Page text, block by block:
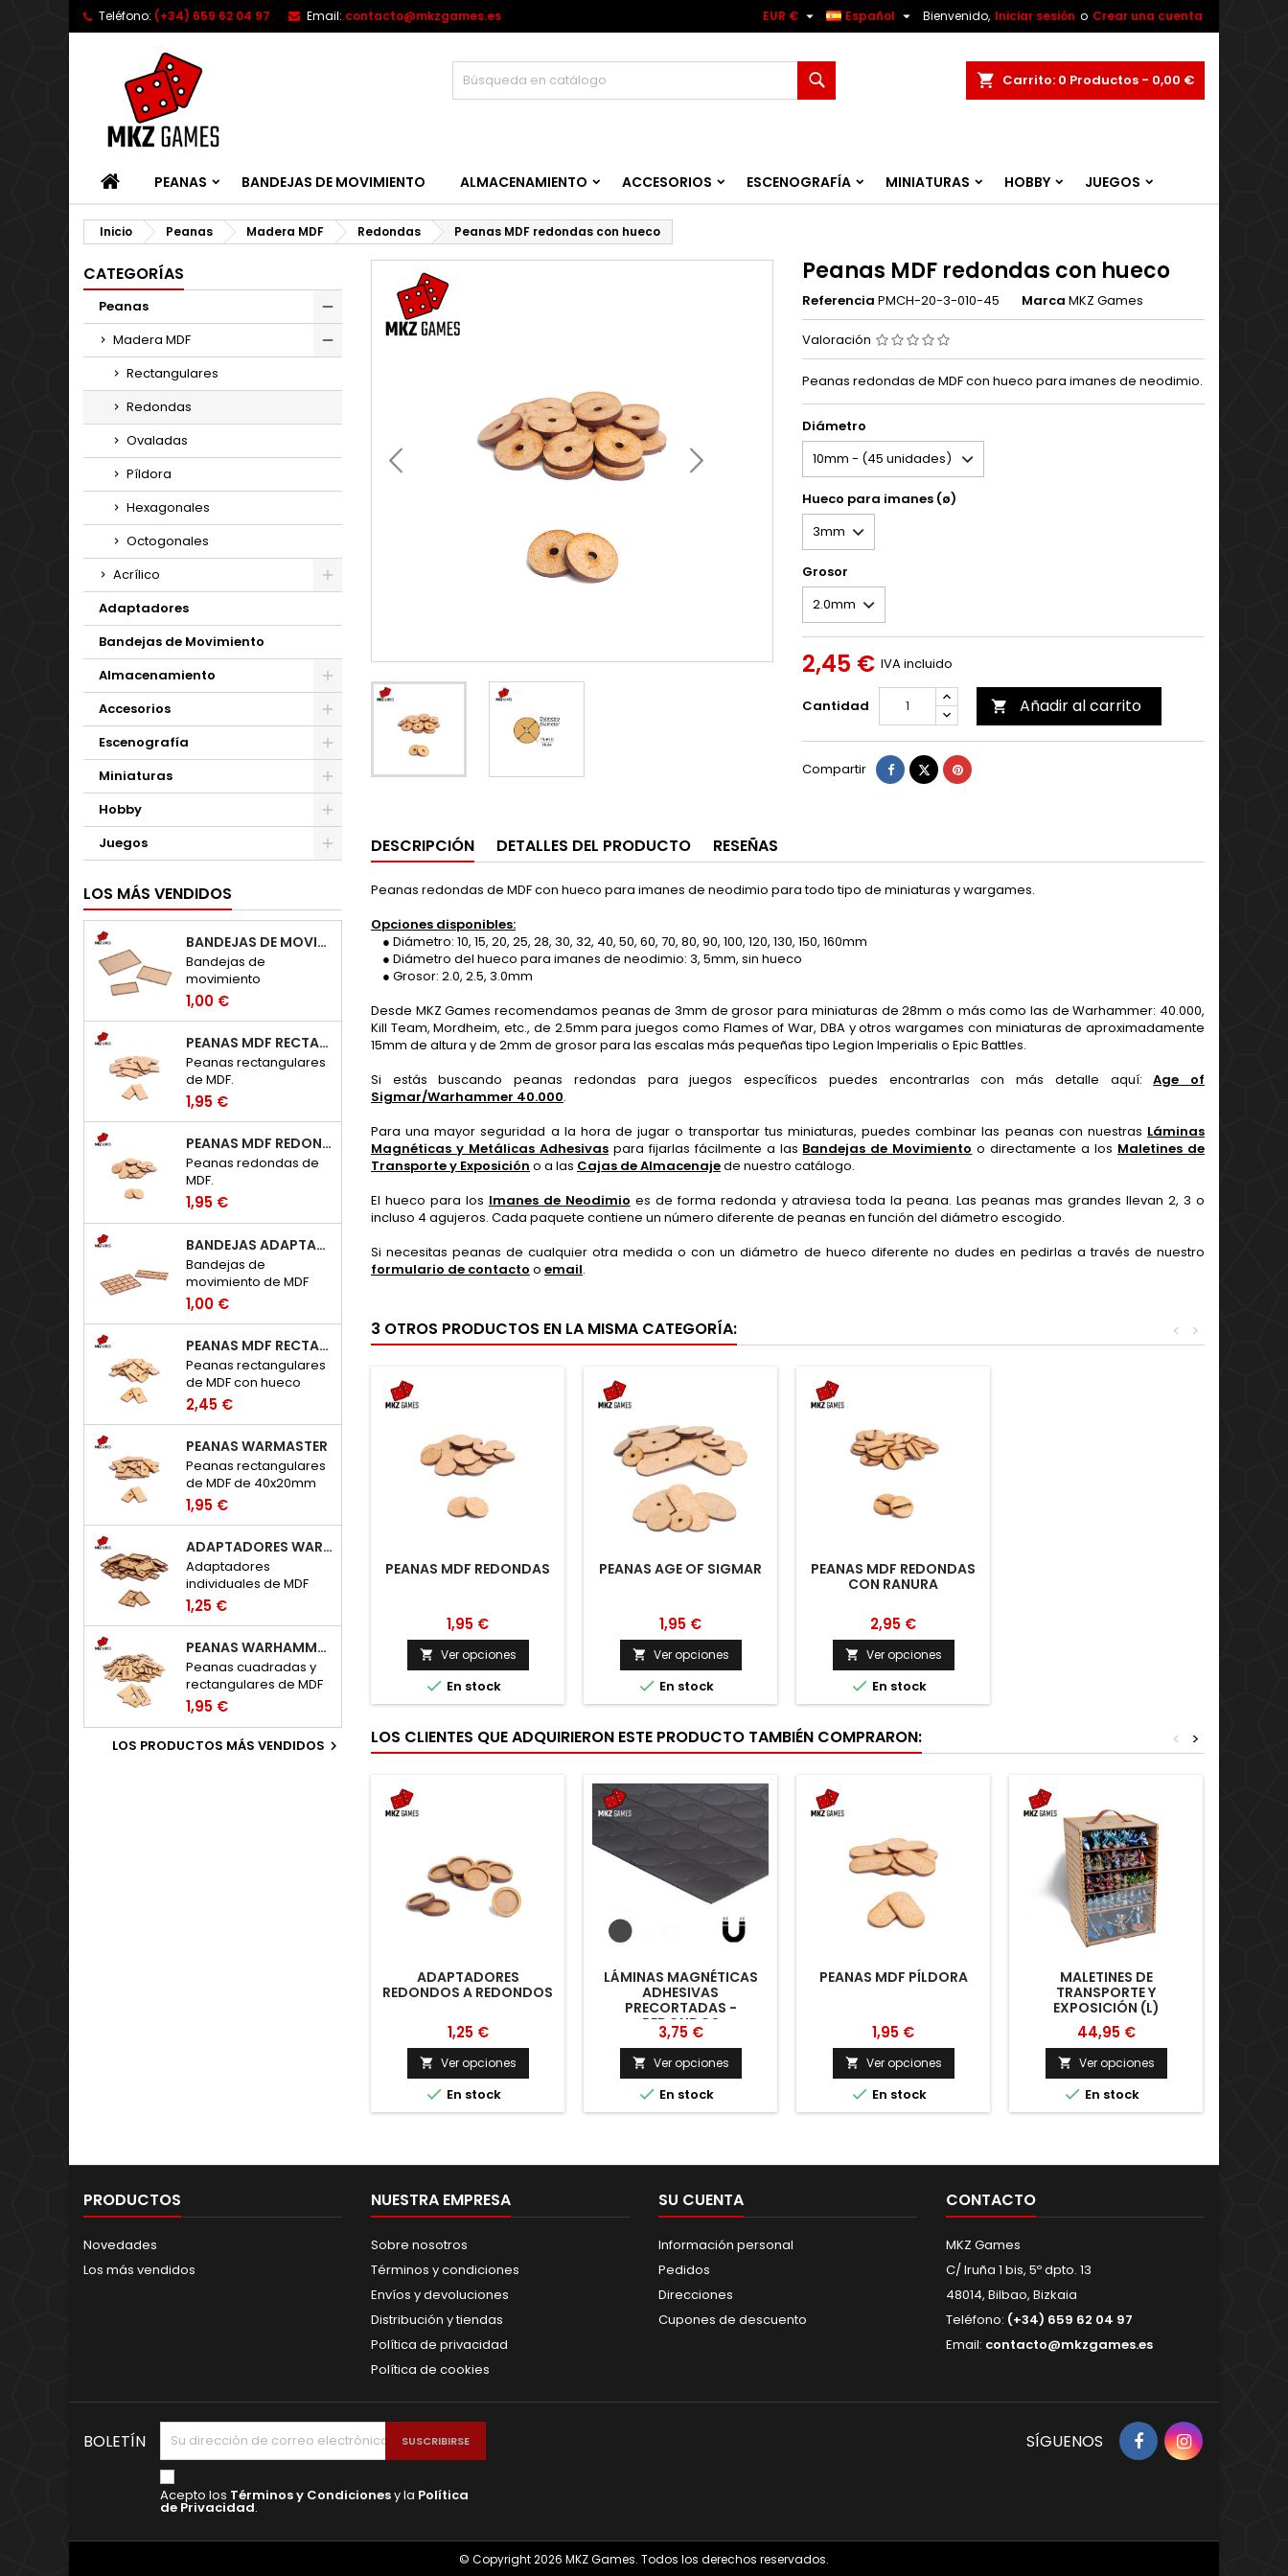
Teléfono: (+34) 659 62 04 97 Email: contacto@mkzgames.es Bienvenido, Iniciar sesión o Crear una cuenta
Español 
EUR € 
Carrito 0 Productos - 0,00 €
INICIOPEANAS BANDEJAS DE MOVIMIENTO ALMACENAMIENTO ACCESORIOS ESCENOGRAFÍA MINIATURAS HOBBY JUEGOS
Inicio Peanas Madera MDF Redondas Peanas MDF redondas con hueco
CATEGORÍAS
Peanas
Madera MDF
Rectangulares
Redondas
Ovaladas
Píldora
Hexagonales
Octogonales
Acrílico
Adaptadores
Bandejas de Movimiento
Almacenamiento
Accesorios
Escenografía
Miniaturas
Hobby
Juegos
LOS MÁS VENDIDOS
BANDEJAS DE MOVIMIENTO RECTANGULARES
Bandejas de
movimiento
rectangulares de MDF.
1,00 €
PEANAS MDF RECTANGULARES
Peanas rectangulares
de MDF.
1,95 €
PEANAS MDF REDONDAS
Peanas redondas de
MDF.
1,95 €
BANDEJAS ADAPTADORAS WARHAMMER: TOW - HUECOS 20X20MM
Bandejas de
movimiento de MDF
para adaptar peanas
clásicas de 20x20mm
World.
1,00 €
PEANAS MDF RECTANGULARES CON HUECO
Peanas rectangulares
de MDF con hueco
para imanes de
neodimio.
2,45 €
PEANAS WARMASTER
Peanas rectangulares
de MDF de 40x20mm
para Warmaster.
1,95 €
ADAPTADORES WARHAMMER: THE OLD WORLD
Adaptadores
individuales de MDF
para peanas de
Warhammer: The Old
1,25 €
PEANAS WARHAMMER THE OLD WORLD
Peanas cuadradas y
rectangulares de MDF
para Warhammer: The
Old World.
1,95 €
LOS PRODUCTOS MÁS VENDIDOS 
Peanas MDF redondas con hueco
Referencia PMCH-20-3-010-45 Marca MKZ Games
Valoración
Peanas redondas de MDF con hueco para imanes de neodimio.
Diámetro
Hueco para imanes (ø)
Grosor
2,45 € IVA incluido
Cantidad  Añadir al carrito
Compartir Compartir
TuitearPinterest
DESCRIPCIÓN DETALLES DEL PRODUCTO RESEÑAS
Peanas redondas de MDF con hueco para imanes de neodimio para todo tipo de miniaturas y wargames.
Opciones disponibles:
● Diámetro: 10, 15, 20, 25, 28, 30, 32, 40, 50, 60, 70, 80, 90, 100, 120, 130, 150, 160mm
● Diámetro del hueco para imanes de neodimio: 3, 5mm, sin hueco
● Grosor: 2.0, 2.5, 3.0mm
Desde MKZ Games recomendamos peanas de 3mm de grosor para miniaturas de 28mm o más como las de Warhammer: 40.000,
Kill Team, Mordheim, etc., de 2.5mm para juegos como Flames of War, DBA y otros wargames con miniaturas de aproximadamente
15mm de altura y de 2mm de grosor para las escalas más pequeñas tipo Legion Imperialis o Epic Battles.
Si estás buscando peanas redondas para juegos específicos puedes encontrarlas con más detalle aquí:Age of
Sigmar/Warhammer 40.000.
Para una mayor seguridad a la hora de jugar o transportar tus miniaturas, puedes combinar las peanas con nuestras Láminas
Magnéticas y Metálicas Adhesivaspara fijarlas fácilmente a las Bandejas de Movimiento o directamente a los Maletines de
Transporte y Exposición o a las Cajas de Almacenajede nuestro catálogo.
El hueco para los Imanes de Neodimio es de forma redonda y atraviesa toda la peana. Las peanas mas grandes llevan 2, 3 o
incluso 4 agujeros. Cada paquete contiene un número diferente de peanas en función del diámetro escogido.
Si necesitas peanas de cualquier otra medida o con un diámetro de hueco diferente no dudes en pedirlas a través de nuestro
formulario de contacto o email.
3 OTROS PRODUCTOS EN LA MISMA CATEGORÍA: >
<
PEANAS MDF REDONDAS
1,95 €
 Ver opciones
 En stock
PEANAS AGE OF SIGMAR
1,95 €
 Ver opciones
 En stock
PEANAS MDF REDONDAS
CON RANURA
2,95 €
 Ver opciones
 En stock
LOS CLIENTES QUE ADQUIRIERON ESTE PRODUCTO TAMBIÉN COMPRARON: >
<
ADAPTADORES
REDONDOS A REDONDOS
1,25 €
 Ver opciones
 En stock
LÁMINAS MAGNÉTICAS
ADHESIVAS
PRECORTADAS -
REDONDOS
3,75 €
 Ver opciones
 En stock
PEANAS MDF PÍLDORA
1,95 €
 Ver opciones
 En stock
MALETINES DE
TRANSPORTE Y
EXPOSICIÓN (L)
44,95 €
 Ver opciones
 En stock
PRODUCTOS
Novedades
Los más vendidos
NUESTRA EMPRESA
Sobre nosotros
Términos y condiciones
Envíos y devoluciones
Distribución y tiendas
Política de privacidad
Política de cookies
SU CUENTA
Información personal
Pedidos
Direcciones
Cupones de descuento
CONTACTO
MKZ Games
C/ Iruña 1 bis, 5º dpto. 13
48014, Bilbao, Bizkaia
Teléfono: (+34) 659 62 04 97
Email: contacto@mkzgames.es
BOLETÍN
Acepto los Términos y Condicionesy la Política
de Privacidad.
FacebookInstagram
SÍGUENOS
© Copyright 2026 MKZ Games. Todos los derechos reservados.